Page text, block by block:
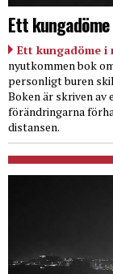
Ett
Ett kungadöme i
nyutkommen bok
personligt buren
Boken är skriven
förändringarna
distansen.